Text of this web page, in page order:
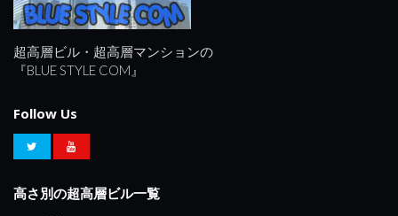
超高層ビル・超高層マンションの
『BLUE STYLE COM』
Follow Us
高さ別の超高層ビル一覧